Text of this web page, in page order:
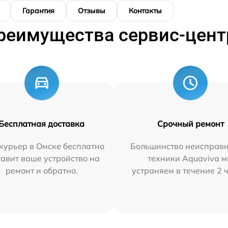
Гарантия Отзывы Контакты
сервис-
доставка
в Омске бесплатно
ваше устройство на
ремонт и обратно.
Срочный ремонт
Большинство
техники Aquaviva
устраняем в течение 2